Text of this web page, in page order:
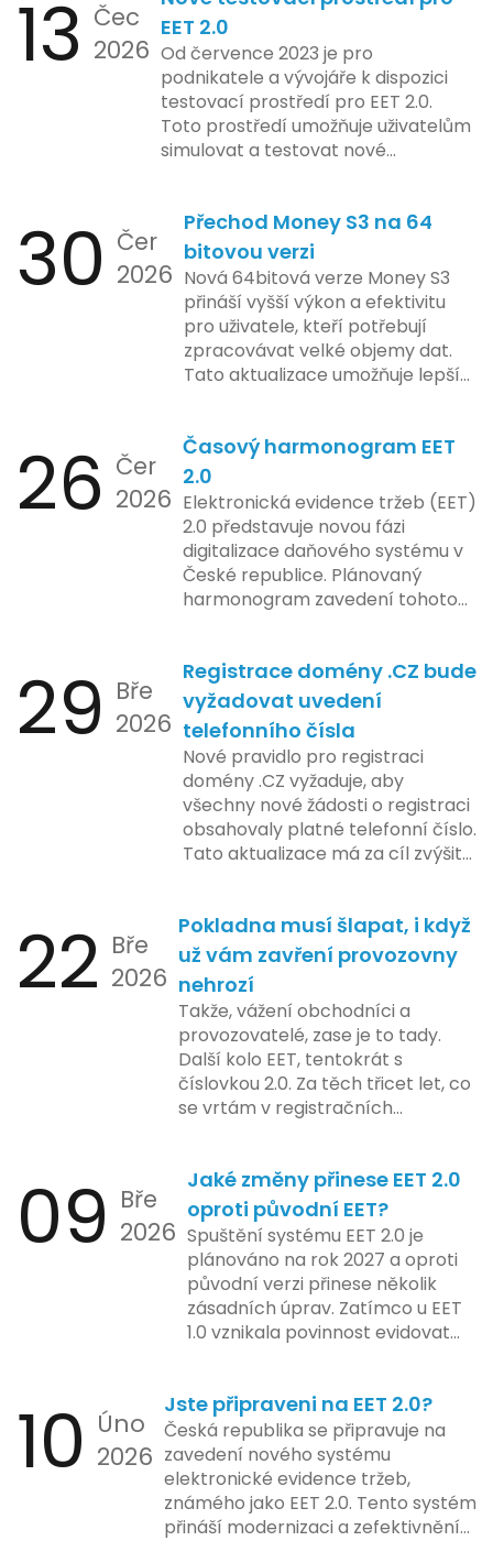
mohla porušovat určité zákonné
limity na ochranu osobních údajů.
Tato technologie se zaměřuje na
pokročilé sledování uživatelských
aktivit, což vyvolalo obavy ohledně
soukromí a ochrany dat uživatelů.
bezpečnost a ochranu spotřebitelů,
regulační orgány různých zemí jsou
na pozoru a sledují vývoj celého
případu velmi bedlivě. Vedení
společnosti zatím neposkytlo
podrobnější informace o
konkrétních záměrech či časové
ose zavedení této technologie.
13 Čec
2026
EET 2.0
Od července 2023 je pro
podnikatele a vývojáře k dispozici
testovací prostředí pro EET 2.0.
Toto prostředí umožňuje uživatelům
simulovat a testovat nové
kontrolovaném prostředí. Uživatelé
mají možnost předem se seznámit s
aktualizacemi, a tím lépe připravit
své systémy na oficiální zavedení
nového systému.
30 Čer
2026
Přechod Money S3 na 64
bitovou verzi
Nová 64bitová verze Money S3
přináší vyšší výkon a efektivitu
pro uživatele, kteří potřebují
zpracovávat velké objemy dat.
Tato aktualizace umožňuje lepší
podniky s náročnými účetními
procesy.
26 Čer
2026
Časový harmonogram EET
2.0
Elektronická evidence tržeb (EET)
2.0 představuje novou fázi
digitalizace daňového systému v
České republice. Plánovaný
harmonogram zavedení tohoto
zahrnuje přípravu technické
platformy a legislativních změn,
které by měly být předloženy do
konce tohoto roku. Očekává se,
že tato fáze umožní adaptaci
systémů a rozšíření podpory pro
podnikatele, přičemž všechny
potřebné technologie by měly
být dostupné k testování v rámci
plánovaná na první pololetí
následujícího roku, je zaměřena
na školení a edukaci uživatelů,
včetně přípravy materiálů a
školení pro zaměstnavatele a
účetní firmy. V této fázi dojde
také k oficiálnímu spuštění
systému pro vybrané segmenty
podnikání. Třetí a konečná fáze
integraci systému EET 2.0 do
praxe, s povinností prodejců
zapojit se do nového systému,
včetně zvýšeného dohledu nad
dodržováním pravidel.
29 Bře
2026
Registrace domény .CZ bude
vyžadovat uvedení
telefonního čísla
Nové pravidlo pro registraci
domény .CZ vyžaduje, aby
všechny nové žádosti o registraci
obsahovaly platné telefonní číslo.
Tato aktualizace má za cíl zvýšit
České republice. Povinnost uvést
telefonní číslo se týká všech
nově registrovaných domén, a
také může ovlivnit stávající
majitele domén při aktualizaci
jejich údajů.
22 Bře
2026
Pokladna musí šlapat, i když
už vám zavření provozovny
nehrozí
Takže, vážení obchodníci a
provozovatelé, zase je to tady.
Další kolo EET, tentokrát s
číslovkou 2.0. Za těch třicet let, co
se vrtám v registračních
pokladen, co se občas zasekly, až
po ty nejmodernější dotykové
systémy, co umí pomalu i kafe
uvařit. A jedno vím jistě: legislativa
se mění, ale základní pravidlo
zůstává – pokladna musí šlapat
jako hodinky. Jinak jsou problémy.
09 Bře
2026
Jaké změny přinese EET 2.0
oproti původní EET?
Spuštění systému EET 2.0 je
plánováno na rok 2027 a oproti
původní verzi přinese několik
zásadních úprav. Zatímco u EET
1.0 vznikala povinnost evidovat
bezhotovostní transakci – nově
se má tato povinnost odvíjet od
povahy podnikatelské činnosti a
způsobu interakce se
zákazníkem.
10 Úno
2026
Jste připraveni na EET 2.0?
Česká republika se připravuje na
zavedení nového systému
elektronické evidence tržeb,
známého jako EET 2.0. Tento systém
přináší modernizaci a zefektivnění